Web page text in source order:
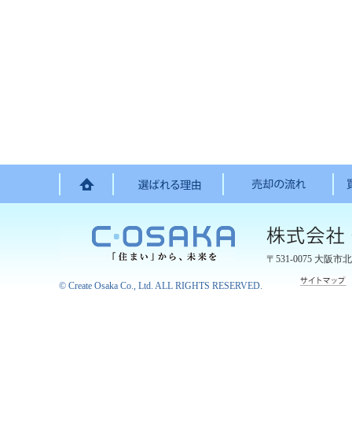
〒531-0075 大阪市
© Create Osaka Co., Ltd. ALL RIGHTS RESERVED.